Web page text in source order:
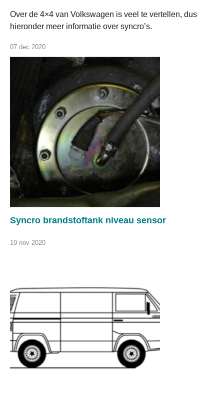
Over de 4×4 van Volkswagen is veel te vertellen, dus
hieronder meer informatie over syncro’s.
07 dec 2020
Syncro brandstoftank niveau sensor
19 nov 2020